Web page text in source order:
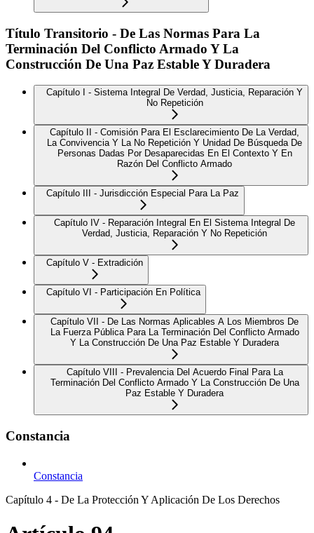
Título Transitorio - De Las Normas Para La
Terminación Del Conflicto Armado Y La
Construcción De Una Paz Estable Y Duradera
Capítulo I - Sistema Integral De Verdad, Justicia, Reparación Y
No Repetición
Capítulo II - Comisión Para El Esclarecimiento De La Verdad,
La Convivencia Y La No Repetición Y Unidad De Búsqueda De
Personas Dadas Por Desaparecidas En El Contexto Y En
Razón Del Conflicto Armado
Capítulo III - Jurisdicción Especial Para La Paz
Capítulo IV - Reparación Integral En El Sistema Integral De
Verdad, Justicia, Reparación Y No Repetición
Capítulo V - Extradición
Capítulo VI - Participación En Política
Capítulo VII - De Las Normas Aplicables A Los Miembros De
La Fuerza Pública Para La Terminación Del Conflicto Armado
Y La Construcción De Una Paz Estable Y Duradera
Capítulo VIII - Prevalencia Del Acuerdo Final Para La
Terminación Del Conflicto Armado Y La Construcción De Una
Paz Estable Y Duradera
Constancia
Constancia
Capítulo 4 - De La Protección Y Aplicación De Los Derechos